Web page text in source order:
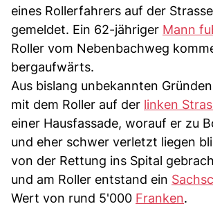
eines Rollerfahrers auf der
gemeldet. Ein 62-jähriger Mann
Roller vom Nebenbachweg
bergaufwärts.
Aus bislang unbekannten
mit dem Roller auf der linken
einer Hausfassade, worauf er zu
und eher schwer verletzt liegen
von der Rettung ins Spital
und am Roller entstand ein
Wert von rund 5'000 Franken.